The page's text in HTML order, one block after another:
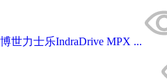
博世力士乐IndraDrive MPX ...